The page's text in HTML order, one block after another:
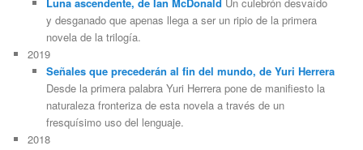
Luna ascendente, de Ian McDonald Un culebrón desvaído
y desganado que apenas llega a ser un ripio de la primera
novela de la trilogía.
2019
Señales que precederán al fin del mundo, de Yuri Herrera
Desde la primera palabra Yuri Herrera pone de manifiesto la
naturaleza fronteriza de esta novela a través de un
fresquísimo uso del lenguaje.
2018